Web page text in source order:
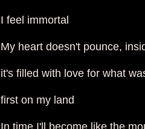
I feel immortal
My heart doesn't pounce,
it's filled with love for what
first on my land
In time I'll become like the